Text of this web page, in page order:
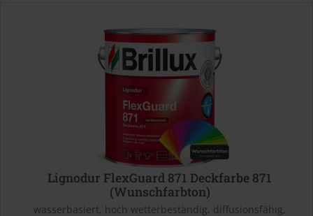
Lignodur FlexGuard 871 Deckfarbe 871
(Wunschfarbton)
wasserbasiert, hoch wetterbeständig, diffusionsfähig,